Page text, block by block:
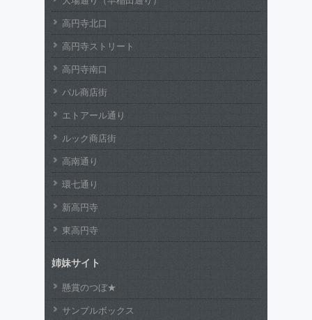
高円寺北口
高円寺ストリート
高円寺南口
パル商店街
エトアール通り
ルック商店街
高南通り
環七通り
新高円寺
東高円寺
姉妹サイト
懸賞のつぼ★
サンプルボックス